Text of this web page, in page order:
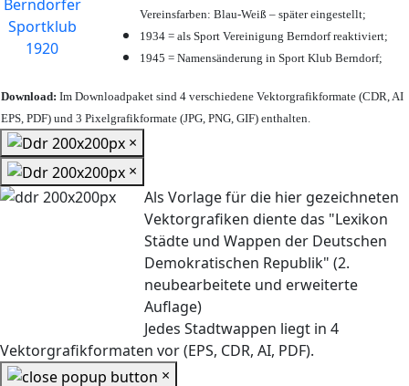
Vereinsfarben: Blau-Weiß – später eingestellt;
1934 = als Sport Vereinigung Berndorf reaktiviert;
1945 = Namensänderung in Sport Klub Berndorf;
Download: Im Downloadpaket sind 4 verschiedene Vektorgrafikformate (CDR, AI
EPS, PDF) und 3 Pixelgrafikformate (JPG, PNG, GIF) enthalten.
×
×
Als Vorlage für die hier gezeichneten
Vektorgrafiken diente das "Lexikon
Städte und Wappen der Deutschen
Demokratischen Republik" (2.
neubearbeitete und erweiterte
Auflage)
Jedes Stadtwappen liegt in 4
Vektorgrafikformaten vor (EPS, CDR, AI, PDF).
×